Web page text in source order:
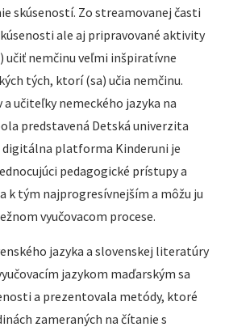
skúseností. Zo streamovanej časti
ale aj pripravované aktivity
učiť nemčinu veľmi inšpiratívne
tých, ktorí (sa) učia nemčinu.
učiteľky nemeckého jazyka na
predstavená Detská univerzita
platforma Kinderuni je
pedagogické prístupy a
k tým najprogresívnejším a môžu ju
vyučovacom procese.
jazyka a slovenskej literatúry
jazykom maďarským sa
a prezentovala metódy, ktoré
zameraných na čítanie s